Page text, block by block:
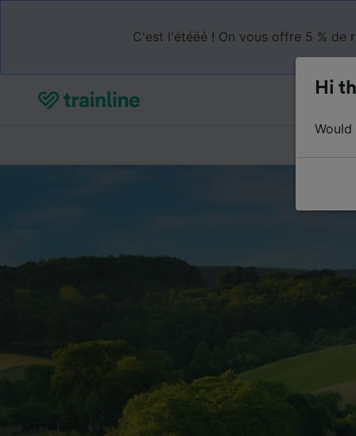
C'est l'étééé ! On vous offre 5 %
Hi